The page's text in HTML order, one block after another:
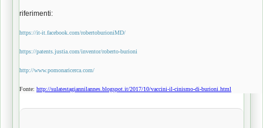
riferimenti:
https://it-it.facebook.com/robertoburioniMD/
https://patents.justia.com/inventor/roberto-burioni
http://www.pomonaricerca.com/
Fonte: http://sulatestagiannilannes.blogspot.it/2017/10/vaccini-il-cinismo-di-burioni.html